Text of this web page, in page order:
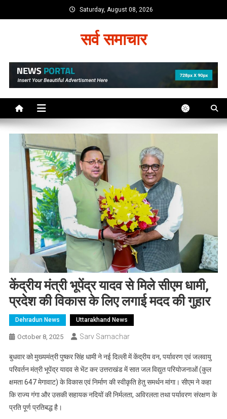
to
Saturday, August 08, 2026
सर्व समाचार
केंद्रीय मंत्री भूपेंद्र यादव से मिले सीएम धामी,
प्रदेश की विकास के लिए लगाई मदद की गुहार
Dehradun News Uttarakhand News
October 8, 2025 Sarv Samachar
बुधवार को मुख्यमंत्री पुष्कर सिंह धामी ने नई दिल्ली में केंद्रीय वन, पर्यावरण एवं जलवायु
परिवर्तन मंत्री भूपेंद्र यादव से भेंट कर उत्तराखंड में सात जल विद्युत परियोजनाओं (कुल
क्षमता 647 मेगावाट) के विकास एवं निर्माण की स्वीकृति हेतु समर्थन मांगा। सीएम ने कहा
कि राज्य गंगा और उसकी सहायक नदियों की निर्मलता, अविरलता तथा पर्यावरण संरक्षण के
प्रति पूर्ण प्रतिबद्ध है।